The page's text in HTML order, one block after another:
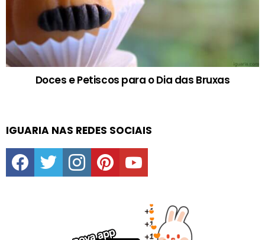
Doces e Petiscos para o Dia das Bruxas
IGUARIA NAS REDES SOCIAIS
facebooktwitter instagrampinterestyoutube